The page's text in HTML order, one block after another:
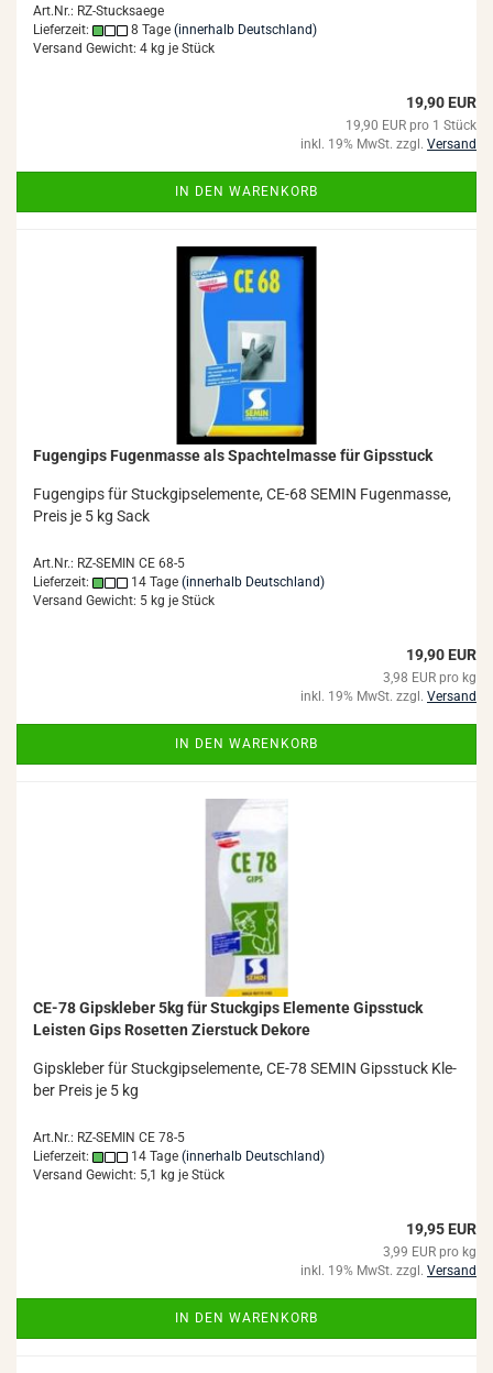
Art.Nr.: RZ-Stucksaege
Lieferzeit:
8 Tage (innerhalb Deutschland)
Versand Gewicht: 4 kg je Stück
19,90 EUR
19,90 EUR pro 1 Stück
inkl. 19% MwSt. zzgl. Versand
IN DEN WARENKORB
Fu­gen­gips Fu­gen­mas­se als Spach­tel­mas­se für Gips­stuck
Fu­gen­gips für Stuck­gips­ele­men­te, CE-68 SEMIN Fu­gen­mas­se,
Preis je 5 kg Sack
Art.Nr.: RZ-SEMIN CE 68-5
Lieferzeit:
14 Tage (innerhalb Deutschland)
Versand Gewicht: 5 kg je Stück
19,90 EUR
3,98 EUR pro kg
inkl. 19% MwSt. zzgl. Versand
IN DEN WARENKORB
CE-78 Gips­kle­ber 5kg für Stuck­gips Ele­men­te Gips­stuck
Leis­ten Gips Ro­set­ten Zier­stuck De­ko­re
Gips­kle­ber für Stuck­gips­ele­men­te, CE-78 SEMIN Gips­stuck Kle­
ber Preis je 5 kg
Art.Nr.: RZ-SEMIN CE 78-5
Lieferzeit:
14 Tage (innerhalb Deutschland)
Versand Gewicht: 5,1 kg je Stück
19,95 EUR
3,99 EUR pro kg
inkl. 19% MwSt. zzgl. Versand
IN DEN WARENKORB